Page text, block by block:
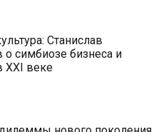
Станислав
симбиозе бизнеса и
XXI веке